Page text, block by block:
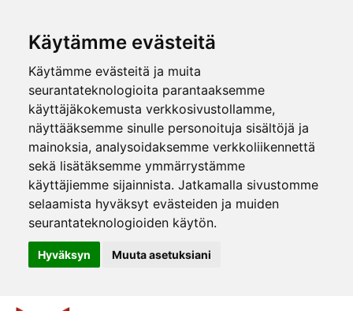
Käytämme evästeitä
Käytämme evästeitä ja muita
seurantateknologioita parantaaksemme
käyttäjäkokemusta verkkosivustollamme,
näyttääksemme sinulle personoituja sisältöjä ja
mainoksia, analysoidaksemme verkkoliikennettä
sekä lisätäksemme ymmärrystämme
käyttäjiemme sijainnista. Jatkamalla sivustomme
selaamista hyväksyt evästeiden ja muiden
seurantateknologioiden käytön.
Hyväksyn Muuta asetuksiani